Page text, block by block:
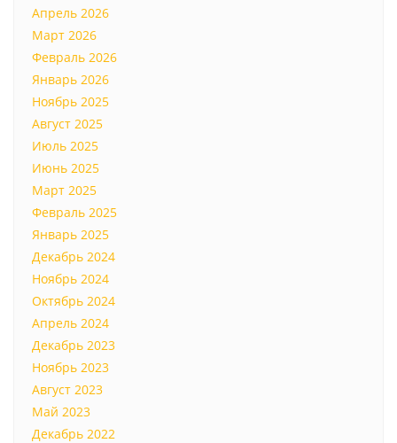
Апрель 2026
Март 2026
Февраль 2026
Январь 2026
Ноябрь 2025
Август 2025
Июль 2025
Июнь 2025
Март 2025
Февраль 2025
Январь 2025
Декабрь 2024
Ноябрь 2024
Октябрь 2024
Апрель 2024
Декабрь 2023
Ноябрь 2023
Август 2023
Май 2023
Декабрь 2022